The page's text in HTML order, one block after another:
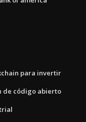
para invertir
de código abierto